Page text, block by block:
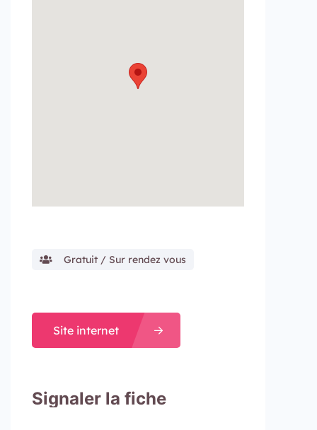
Gratuit / Sur rendez vous
Site internet
Signaler la fiche